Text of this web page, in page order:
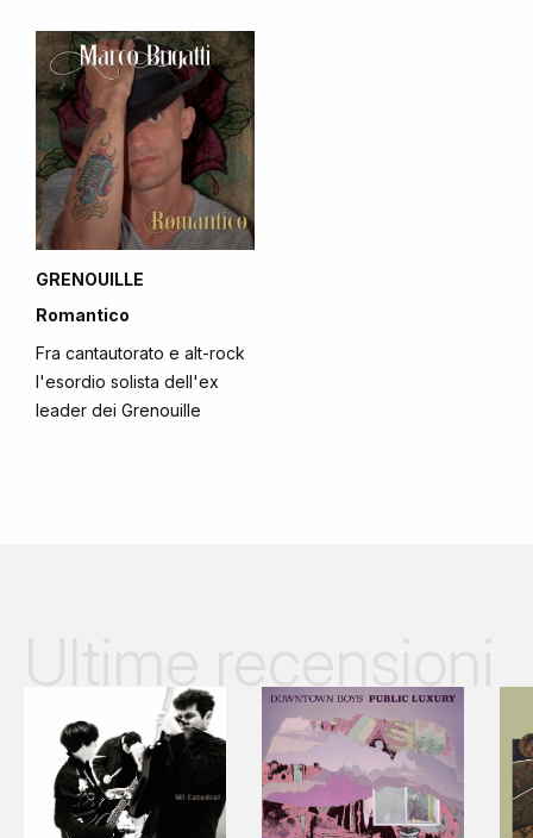
GRENOUILLE
Romantico
Fra cantautorato e alt-rock
l'esordio solista dell'ex
leader dei Grenouille